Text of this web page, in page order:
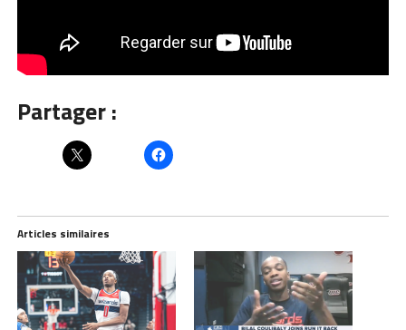
Partager :
Articles similaires